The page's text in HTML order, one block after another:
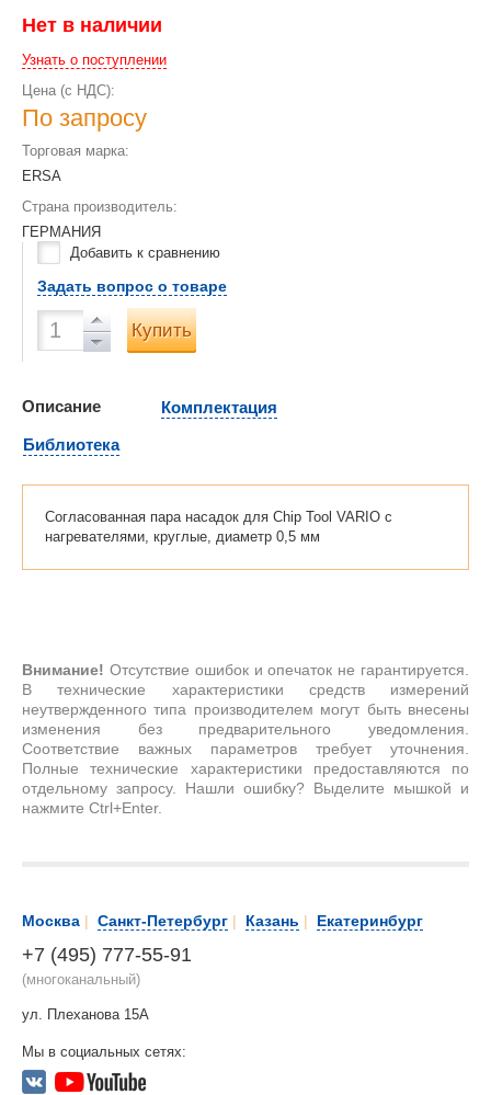
Нет в наличии
Узнать о поступлении
Цена (с НДС):
По запросу
Торговая марка:
ERSA
Страна производитель:
ГЕРМАНИЯ
Добавить к сравнению
Задать вопрос о товаре
Купить
Описание
Комплектация
Библиотека
Согласованная пара насадок для Chip Tool VARIO с
нагревателями, круглые, диаметр 0,5 мм
Внимание! Отсутствие ошибок и опечаток не гарантируется.
В технические характеристики средств измерений
неутвержденного типа производителем могут быть внесены
изменения без предварительного уведомления.
Соответствие важных параметров требует уточнения.
Полные технические характеристики предоставляются по
отдельному запросу. Нашли ошибку? Выделите мышкой и
нажмите Ctrl+Enter.
Москва | Санкт-Петербург | Казань | Екатеринбург
+7 (495) 777-55-91
(многоканальный)
ул. Плеханова 15А
Мы в социальных сетях: